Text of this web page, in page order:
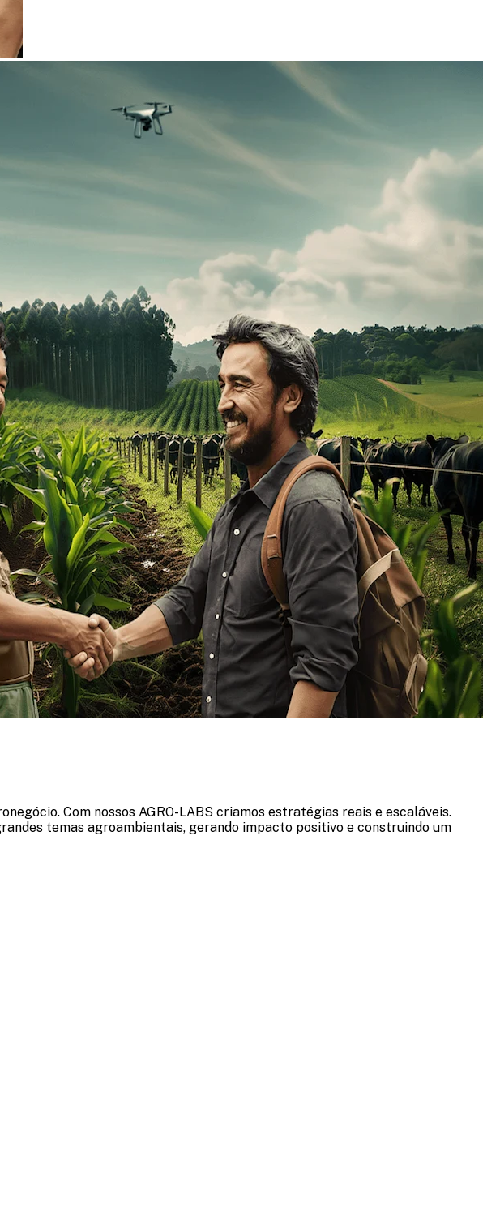
Com nossos AGRO-LABS criamos estratégias reais e escaláveis.
temas agroambientais, gerando impacto positivo e construindo um